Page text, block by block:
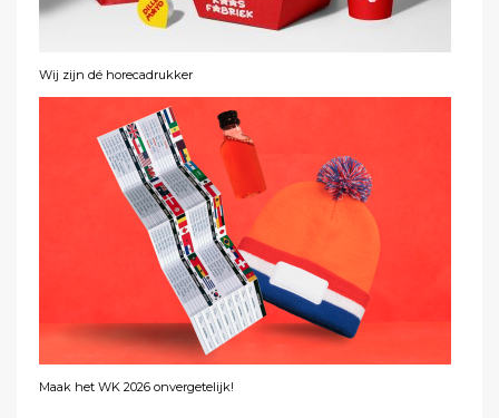
Wij zijn dé horecadrukker
Maak het WK 2026 onvergetelijk!